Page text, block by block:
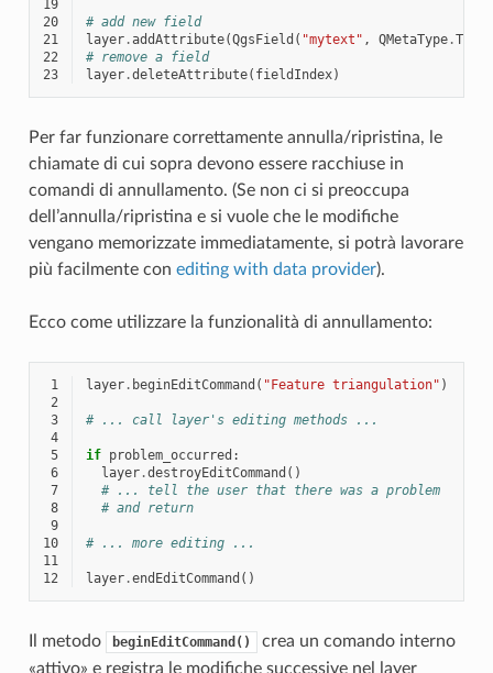
19
20
# add new field
21
layer.addAttribute(QgsField ( "mytext" , QMetaType.Type
22
# remove a field
23
layer.deleteAttribute( fieldIndex)
Per far funzionare correttamente annulla/ripristina, le
chiamate di cui sopra devono essere racchiuse in
comandi di annullamento. (Se non ci si preoccupa
dell’annulla/ripristina e si vuole che le modifiche
vengano memorizzate immediatamente, si potrà lavorare
più facilmente con editing with data provider).
Ecco come utilizzare la funzionalità di annullamento:
1 layer. beginEditCommand ( "Feature triangulation" )
2
3
# ... call layer's editing methods ...
4
5
if problem_occurred :
6
layer.destroyEditCommand ()
7
# ... tell the user that there was a problem
8
# and return
9
10
# ... more editing ...
11
12
layer.endEditCommand ()
Il metodo beginEditCommand()
crea un comando interno
«attivo» e registra le modifiche successive nel layer